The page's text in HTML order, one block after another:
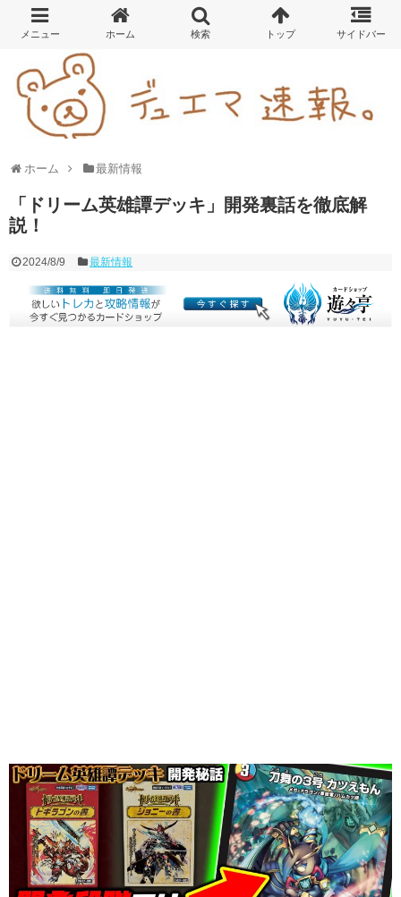
ホーム 最新情報
「ドリーム英雄譚デッキ」開発裏話を徹底解
説！
2024/8/9 最新情報